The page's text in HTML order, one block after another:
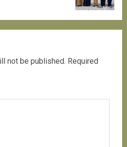
not be published. Required